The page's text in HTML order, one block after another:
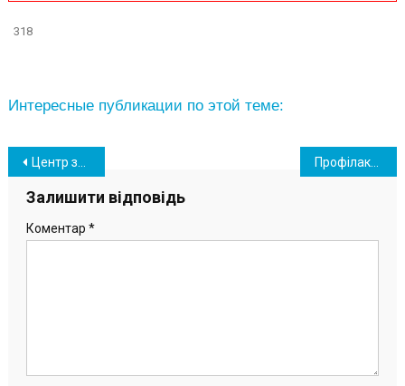
318
Интересные публикации по этой теме:
Навігація
записів
Центр зайнятості в Южному оприлюднив гарячі вакансії: зарплати від 6 700 грн Профілактичне відпрацювання «Нічне місто»: в Южному поліція провела рейд
Залишити відповідь
Коментар *